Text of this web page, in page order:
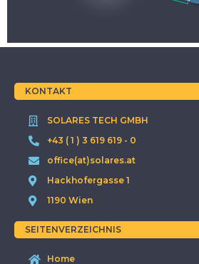
KONTAKT
SOLARES TECH GMBH
+43 ( 1 ) 3 619 619 - 0
office(at)solares.at
Hackhofergasse 1
1190 Wien
SEITENVERZEICHNIS
Home